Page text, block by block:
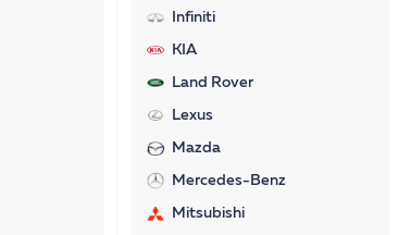
Infiniti
KIA
Land Rover
Lexus
Mazda
Mercedes-Benz
Mitsubishi